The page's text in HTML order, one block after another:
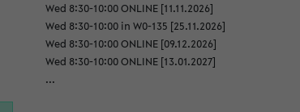
Wed 8:30-10:00 ONLINE [11.11.2026]
Wed 8:30-10:00 in W0-135 [25.11.2026]
Wed 8:30-10:00 ONLINE [09.12.2026]
Wed 8:30-10:00 ONLINE [13.01.2027]
...